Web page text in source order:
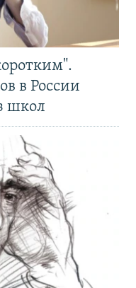
в России
школ